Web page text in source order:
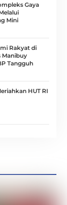
Gaya
Mini
Rakyat di
Manibuy
Tangguh
HUT RI